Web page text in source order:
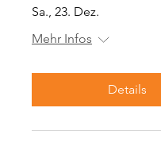
Sa., 23. Dez.
Mehr Infos
Details